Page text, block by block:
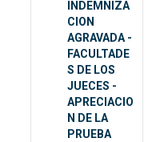
INDEMNIZA
CION
AGRAVADA -
FACULTADE
S DE LOS
JUECES -
APRECIACIO
N DE LA
PRUEBA